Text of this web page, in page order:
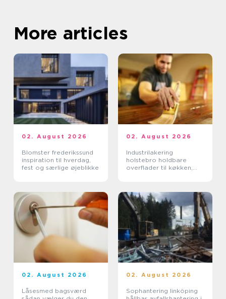
More articles
02. August 2026
Blomster frederikssund
inspiration til hverdag,
fest og særlige øjeblikke
02. August 2026
Industrilakering
holstebro holdbare
overflader til køkken,
02. August 2026
Låsesmed bagsværd
02. August 2026
Sophantering linköping